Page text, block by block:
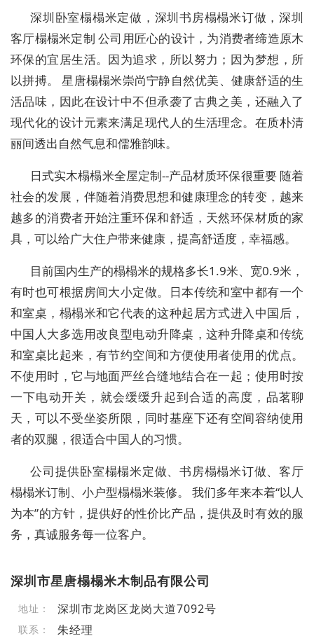
深圳卧室榻榻米定做，深圳书房榻榻米订做，深圳
客厅榻榻米定制 公司用匠心的设计，为消费者缔造原木
环保的宜居生活。因为追求，所以努力；因为梦想，所
以拼搏。 星唐榻榻米崇尚宁静自然优美、健康舒适的生
活品味，因此在设计中不但承袭了古典之美，还融入了
现代化的设计元素来满足现代人的生活理念。在质朴清
丽间透出自然气息和儒雅韵味。
日式实木榻榻米全屋定制--产品材质环保很重要 随着
社会的发展，伴随着消费思想和健康理念的转变，越来
越多的消费者开始注重环保和舒适，天然环保材质的家
具，可以给广大住户带来健康，提高舒适度，幸福感。
目前国内生产的榻榻米的规格多长1.9米、宽0.9米，
有时也可根据房间大小定做。日本传统和室中都有一个
和室桌，榻榻米和它代表的这种起居方式进入中国后，
中国人大多选用改良型电动升降桌，这种升降桌和传统
和室桌比起来，有节约空间和方便使用者使用的优点。
不使用时，它与地面严丝合缝地结合在一起；使用时按
一下电动开关，就会缓缓升起到合适的高度，品茗聊
天，可以不受坐姿所限，同时基座下还有空间容纳使用
者的双腿，很适合中国人的习惯。
公司提供卧室榻榻米定做、书房榻榻米订做、客厅
榻榻米订制、小户型榻榻米装修。 我们多年来本着“以人
为本”的方针，提供好的性价比产品，提供及时有效的服
务，真诚服务每一位客户。
深圳市星唐榻榻米木制品有限公司
地址： 深圳市龙岗区龙岗大道7092号
联系： 朱经理